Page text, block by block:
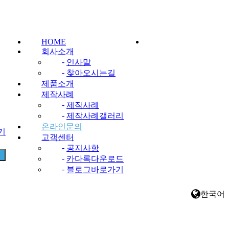
HOME
회사소개
- 인사말
- 찾아오시는길
제품소개
제작사례
- 제작사례
- 제작사례갤러리
온라인문의
고객센터
- 공지사항
- 카다록다운로드
- 블로그바로가기
한국어